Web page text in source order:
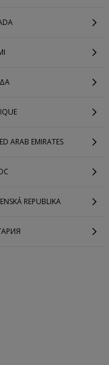
ARAB EMIRATES
REPUBLIKA